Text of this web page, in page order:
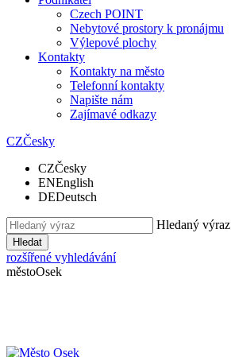
Czech POINT
Nebytové prostory k pronájmu
Výlepové plochy
Kontakty
Kontakty na město
Telefonní kontakty
Napište nám
Zajímavé odkazy
CZČesky
CZČesky
ENEnglish
DEDeutsch
Hledaný výraz
Hledat
rozšířené vyhledávání
městoOsek